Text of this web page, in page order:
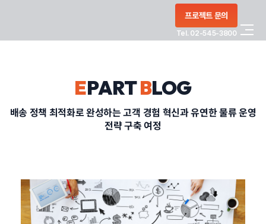
프로젝트 문의
Tel. 02-545-3800
CONTACT
EPARTBLOG
배송 정책 최적화로 완성하는 고객 경험 혁신과 유연한 물류 운영
전략 구축 여정